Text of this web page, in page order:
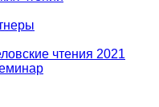
чтения 2021